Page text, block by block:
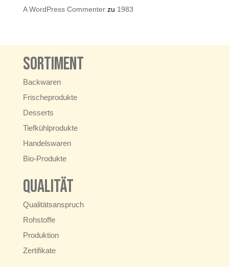
A WordPress Commenterzu 1983
Sortiment
Backwaren
Frischeprodukte
Desserts
Tiefkühlprodukte
Handelswaren
Bio-Produkte
Qualität
Qualitätsanspruch
Rohstoffe
Produktion
Zertifikate